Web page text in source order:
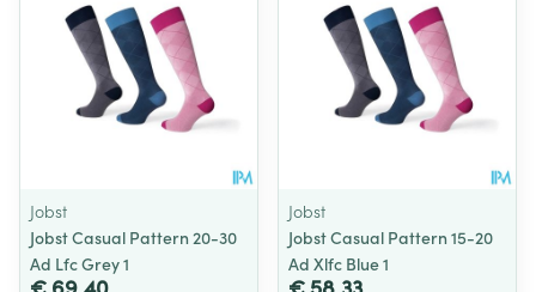
Jobst
Jobst Casual Pattern 20-30
Ad Lfc Grey 1
Jobst
Jobst Casual Pattern 15-20
Ad Xlfc Blue 1